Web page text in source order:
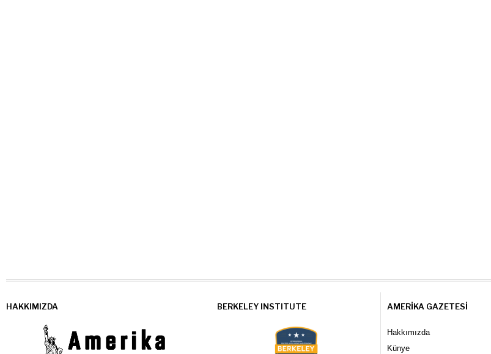
HAKKIMIZDA BERKELEY INSTITUTE AMERIKA GAZETESI
Hakkımızda
Künye